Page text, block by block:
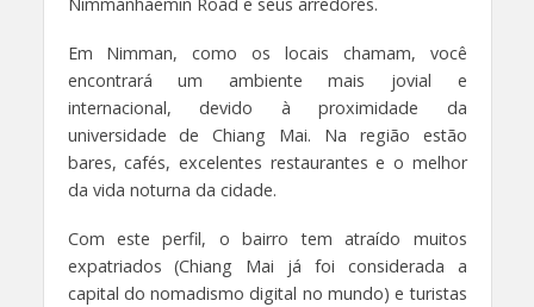
Em Nimman, como os locais chamam, você
encontrará um ambiente mais jovial e
internacional, devido à proximidade da
universidade de Chiang Mai. Na região estão
bares, cafés, excelentes restaurantes e o melhor
da vida noturna da cidade.
Com este perfil, o bairro tem atraído muitos
expatriados (Chiang Mai já foi considerada a
capital do nomadismo digital no mundo) e turistas